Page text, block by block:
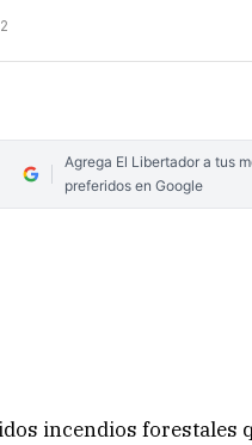
Agrega El Libertador a tus
preferidos en Google
incendios forestales